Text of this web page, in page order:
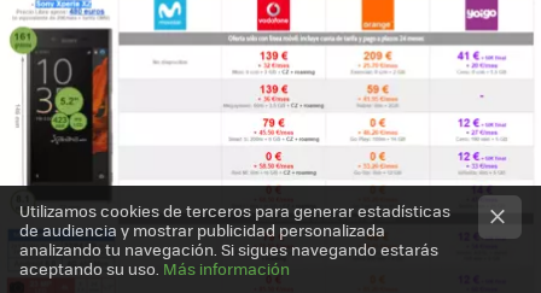
Utilizamos cookies de terceros para generar estadísticas
de audiencia y mostrar publicidad personalizada
analizando tu navegación. Si sigues navegando estarás
aceptando su uso. Más información